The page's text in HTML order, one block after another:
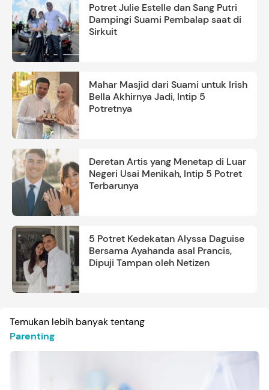
Potret Julie Estelle dan Sang Putri
Dampingi Suami Pembalap saat di
Sirkuit
Mahar Masjid dari Suami untuk Irish
Bella Akhirnya Jadi, Intip 5
Potretnya
Deretan Artis yang Menetap di Luar
Negeri Usai Menikah, Intip 5 Potret
Terbarunya
5 Potret Kedekatan Alyssa Daguise
Bersama Ayahanda asal Prancis,
Dipuji Tampan oleh Netizen
Temukan lebih banyak tentang
Parenting